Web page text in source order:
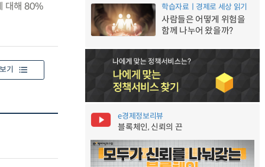
대해 80%
기
학습자료ㅣ경제로 세상 읽기
사람들은 어떻게 위험을
함께 나누어 왔을까?
e경제정보리뷰
블록체인, 신뢰의 끈